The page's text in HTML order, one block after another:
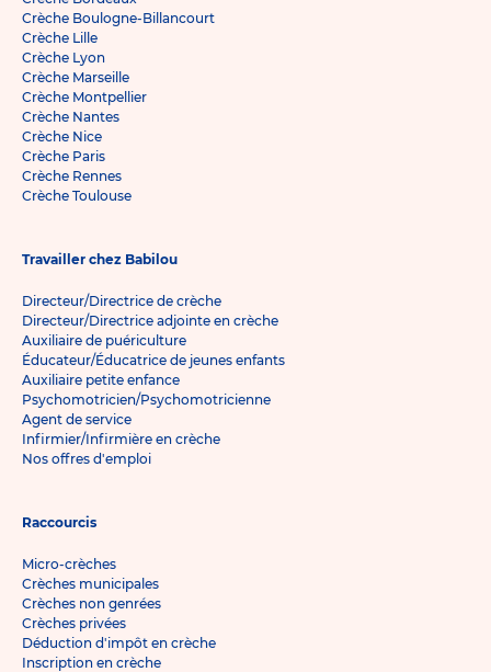
Crèche Boulogne-Billancourt
Crèche Lille
Crèche Lyon
Crèche Marseille
Crèche Montpellier
Crèche Nantes
Crèche Nice
Crèche Paris
Crèche Rennes
Crèche Toulouse
Travailler chez Babilou
Directeur/Directrice de crèche
Directeur/Directrice adjointe en crèche
Auxiliaire de puériculture
Éducateur/Éducatrice de jeunes enfants
Auxiliaire petite enfance
Psychomotricien/Psychomotricienne
Agent de service
Infirmier/Infirmière en crèche
Nos offres d'emploi
Raccourcis
Micro-crèches
Crèches municipales
Crèches non genrées
Crèches privées
Déduction d'impôt en crèche
Inscription en crèche